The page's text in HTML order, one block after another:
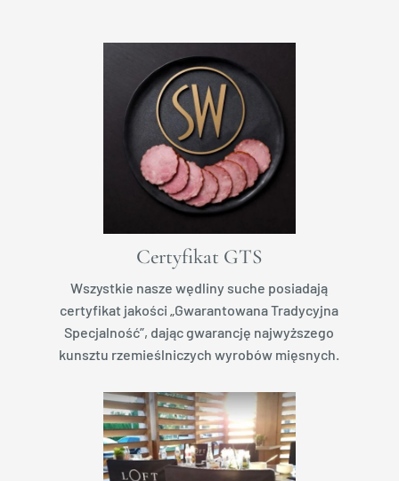
Certyfikat GTS
Wszystkie nasze wędliny suche posiadają
certyfikat jakości „ Gwarantowana Tradycyjna
Specjalność”, dając gwarancję najwyższego
kunsztu rzemieślniczych wyrobów mięsnych.